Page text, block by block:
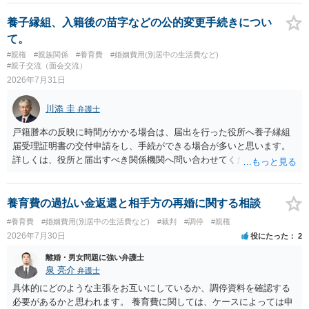
て、ご検討いただくのが良いかと思います。
養子縁組、入籍後の苗字などの公的変更手続きについ
て。
#親権 #親族関係 #養育費
#婚姻費用(別居中の生活費など)
#親子交流（面会交流）
2026年7月31日
川添 圭 弁護士
戸籍謄本の反映に時間がかかる場合は、届出を行った役所へ養子縁組
届受理証明書の交付申請をし、手続ができる場合が多いと思います。
詳しくは、役所と届出すべき関係機関へ問い合わせてください。
養育費の過払い金返還と相手方の再婚に関する相談
#養育費 #婚姻費用(別居中の生活費など) #裁判 #調停 #親権
2026年7月30日 役にたった 2
離婚・男女問題に強い弁護士
泉 亮介 弁護士
具体的にどのような主張をお互いにしているか、調停資料を確認する
必要があるかと思われます。 養育費に関しては、ケースによっては申